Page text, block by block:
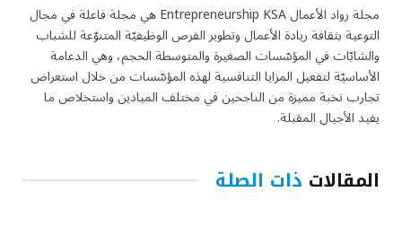
مجلة رواد الأعمال Entrepreneurship KSA هي مجلة فاعلة في مجال
التوعية بثقافة ريادة الأعمال وتطوير الفرص الوظيفيّة المتنوّعة للشباب
والشابّات في المؤسّسات الصغيرة والمتوسطة الحجم، وهي الدعامة
الأساسيّة لتفعيل المزايا التنافسية لهذه المؤسّسات من خلال استعراض
تجارب نخبة مميزة من الناجحين في مختلف الميادين واستخلاص ما
يفيد الأجيال المقبلة.
المقالات ذات الصلة